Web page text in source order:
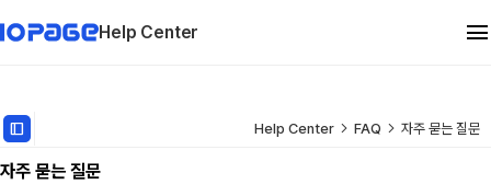
Help Center
유지보수
dock_to_right Help Center FAQ 자주 묻는 질문
자주 묻는 질문